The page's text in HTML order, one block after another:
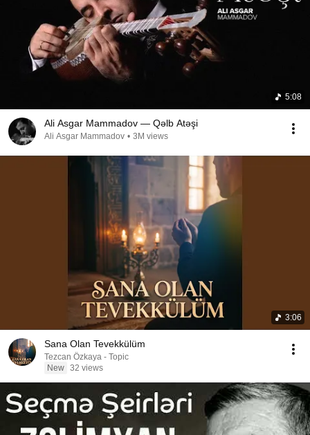
5:08
Ali Asgar Mammadov — Qəlb Atəşi
Ali Asgar Mammadov • 3M views
3:06
Sana Olan Tevekkülüm
Tezcan Özkaya - Topic
New 32 views